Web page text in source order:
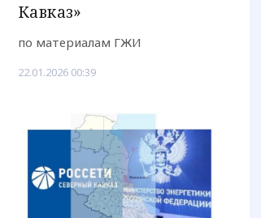
или
Кавказ»
по материалам ГЖИ
22.01.2026 00:39